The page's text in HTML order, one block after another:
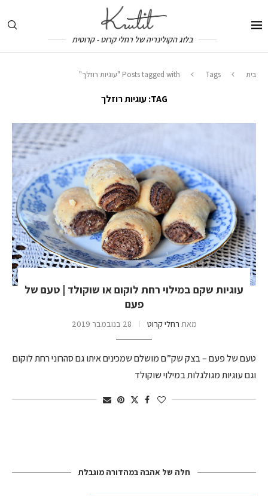
בלוג הקולינריה של רחלי קרוט - קרוטית
בית Tags Posts tagged with "עוגיות רוזלך"
TAG: עוגיות רוזלך
עוגיות שקם במילוי רחת לוקום או שוקולד | טעם של
פעם
מאת רחלי קרוט 28 בנובמבר 2019
טעם של פעם – בצק שק”ם מושלם שמכינים איתו גם סהרוני רחת לוקום
וגם עוגיות מגולגלות במילוי שוקולד
חלה של אהבה במהדורה מוגבלת